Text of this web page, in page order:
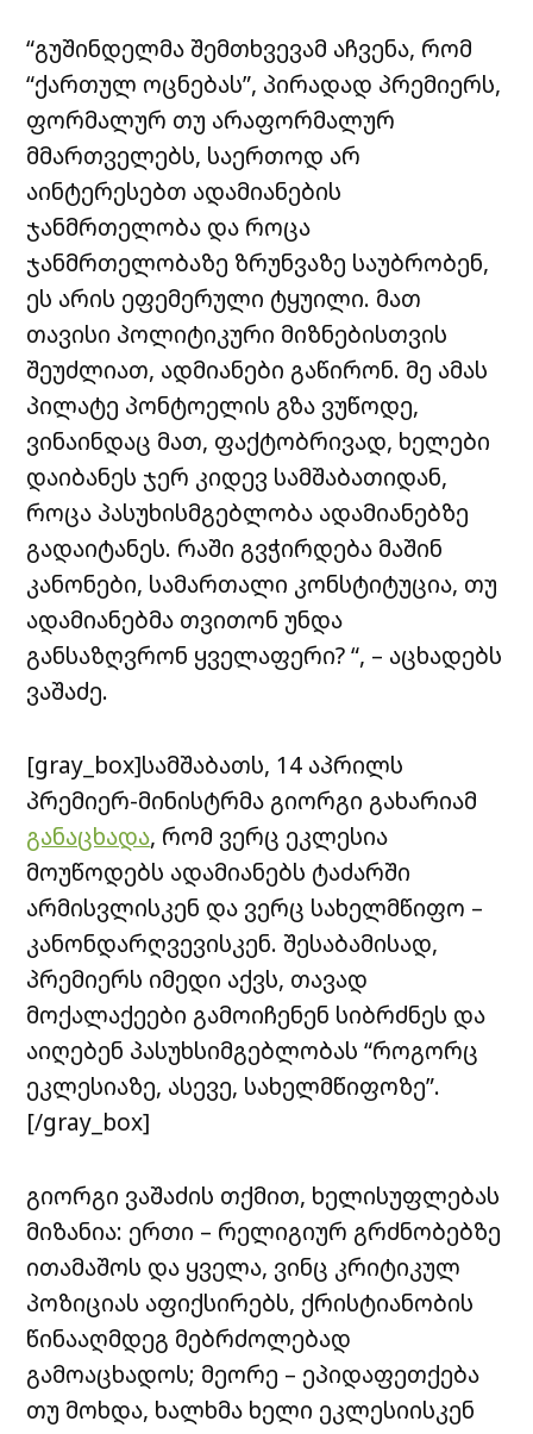
“გუშინდელმა შემთხვევამ აჩვენა, რომ
“ქართულ ოცნებას”, პირადად პრემიერს,
ფორმალურ თუ არაფორმალურ
მმართველებს, საერთოდ არ
აინტერესებთ ადამიანების
ჯანმრთელობა და როცა
ჯანმრთელობაზე ზრუნვაზე საუბრობენ,
ეს არის ეფემერული ტყუილი. მათ
თავისი პოლიტიკური მიზნებისთვის
შეუძლიათ, ადმიანები გაწირონ. მე ამას
პილატე პონტოელის გზა ვუწოდე,
ვინაინდაც მათ, ფაქტობრივად, ხელები
დაიბანეს ჯერ კიდევ სამშაბათიდან,
როცა პასუხისმგებლობა ადამიანებზე
გადაიტანეს. რაში გვჭირდება მაშინ
კანონები, სამართალი კონსტიტუცია, თუ
ადამიანებმა თვითონ უნდა
განსაზღვრონ ყველაფერი? “, – აცხადებს
ვაშაძე.
[gray_box]სამშაბათს, 14 აპრილს
პრემიერ-მინისტრმა გიორგი გახარიამ
განაცხადა, რომ ვერც ეკლესია
მოუწოდებს ადამიანებს ტაძარში
არმისვლისკენ და ვერც სახელმწიფო –
კანონდარღვევისკენ. შესაბამისად,
პრემიერს იმედი აქვს, თავად
მოქალაქეები გამოიჩენენ სიბრძნეს და
აიღებენ პასუხსიმგებლობას “როგორც
ეკლესიაზე, ასევე, სახელმწიფოზე”.
[/gray_box]
გიორგი ვაშაძის თქმით, ხელისუფლებას
მიზანია: ერთი – რელიგიურ გრძნობებზე
ითამაშოს და ყველა, ვინც კრიტიკულ
პოზიციას აფიქსირებს, ქრისტიანობის
წინააღმდეგ მებრძოლებად
გამოაცხადოს; მეორე – ეპიდაფეთქება
თუ მოხდა, ხალხმა ხელი ეკლესიისკენ